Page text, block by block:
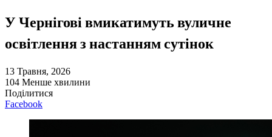
У Чернігові вмикатимуть вуличне
освітлення з настанням сутінок
13 Травня, 2026
104 Менше хвилини
Поділитися
Facebook